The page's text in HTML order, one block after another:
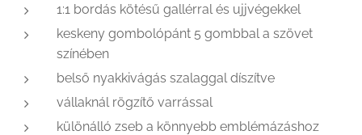
1:1 bordás kötésű gallérral és ujjvégekkel
keskeny gombolópánt 5 gombbal a szövet
színében
belső nyakkivágás szalaggal díszítve
vállaknál rögzítő varrással
különálló zseb a könnyebb emblémázáshoz